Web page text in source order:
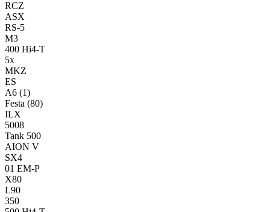
RCZ
ASX
RS-5
M3
400 Hi4-T
5x
MKZ
ES
A6 (1)
Festa (80)
ILX
5008
Tank 500
AION V
SX4
01 EM-P
X80
L90
350